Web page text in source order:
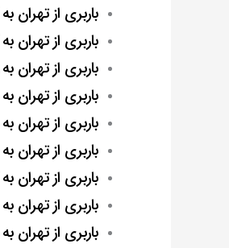
باربری از تهران
باربری از تهران
باربری از تهران
باربری از تهران
باربری از تهران
باربری از تهران
باربری از تهران
باربری از
باربری از تهران